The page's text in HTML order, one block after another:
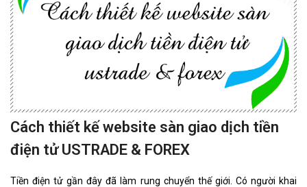
Cách thiết kế website sàn giao dịch tiền
điện tử USTRADE & FOREX
Tiền điện tử gần đây đã làm rung chuyển thế giới. Có người khai